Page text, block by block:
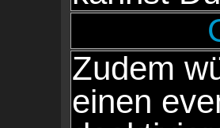
Zudem
einen